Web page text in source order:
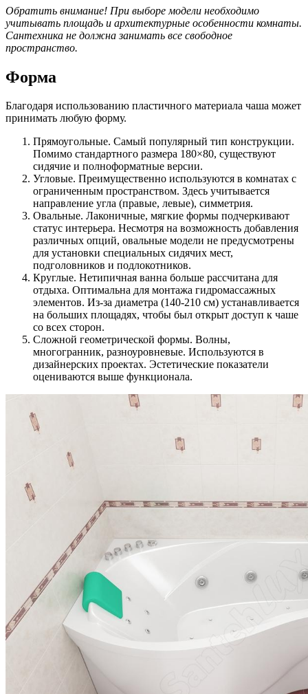
Обратить внимание! При выборе модели необходимо
учитывать площадь и архитектурные особенности комнаты.
Сантехника не должна занимать все свободное
пространство.
Форма
Благодаря использованию пластичного материала чаша может
принимать любую форму.
Прямоугольные. Самый популярный тип конструкции.
Помимо стандартного размера 180×80, существуют
сидячие и полноформатные версии.
Угловые. Преимущественно используются в комнатах с
ограниченным пространством. Здесь учитывается
направление угла (правые, левые), симметрия.
Овальные. Лаконичные, мягкие формы подчеркивают
статус интерьера. Несмотря на возможность добавления
различных опций, овальные модели не предусмотрены
для установки специальных сидячих мест,
подголовников и подлокотников.
Круглые. Нетипичная ванна больше рассчитана для
отдыха. Оптимальна для монтажа гидромассажных
элементов. Из-за диаметра (140-210 см) устанавливается
на больших площадях, чтобы был открыт доступ к чаше
со всех сторон.
Сложной геометрической формы. Волны,
многогранник, разноуровневые. Используются в
дизайнерских проектах. Эстетические показатели
оцениваются выше функционала.